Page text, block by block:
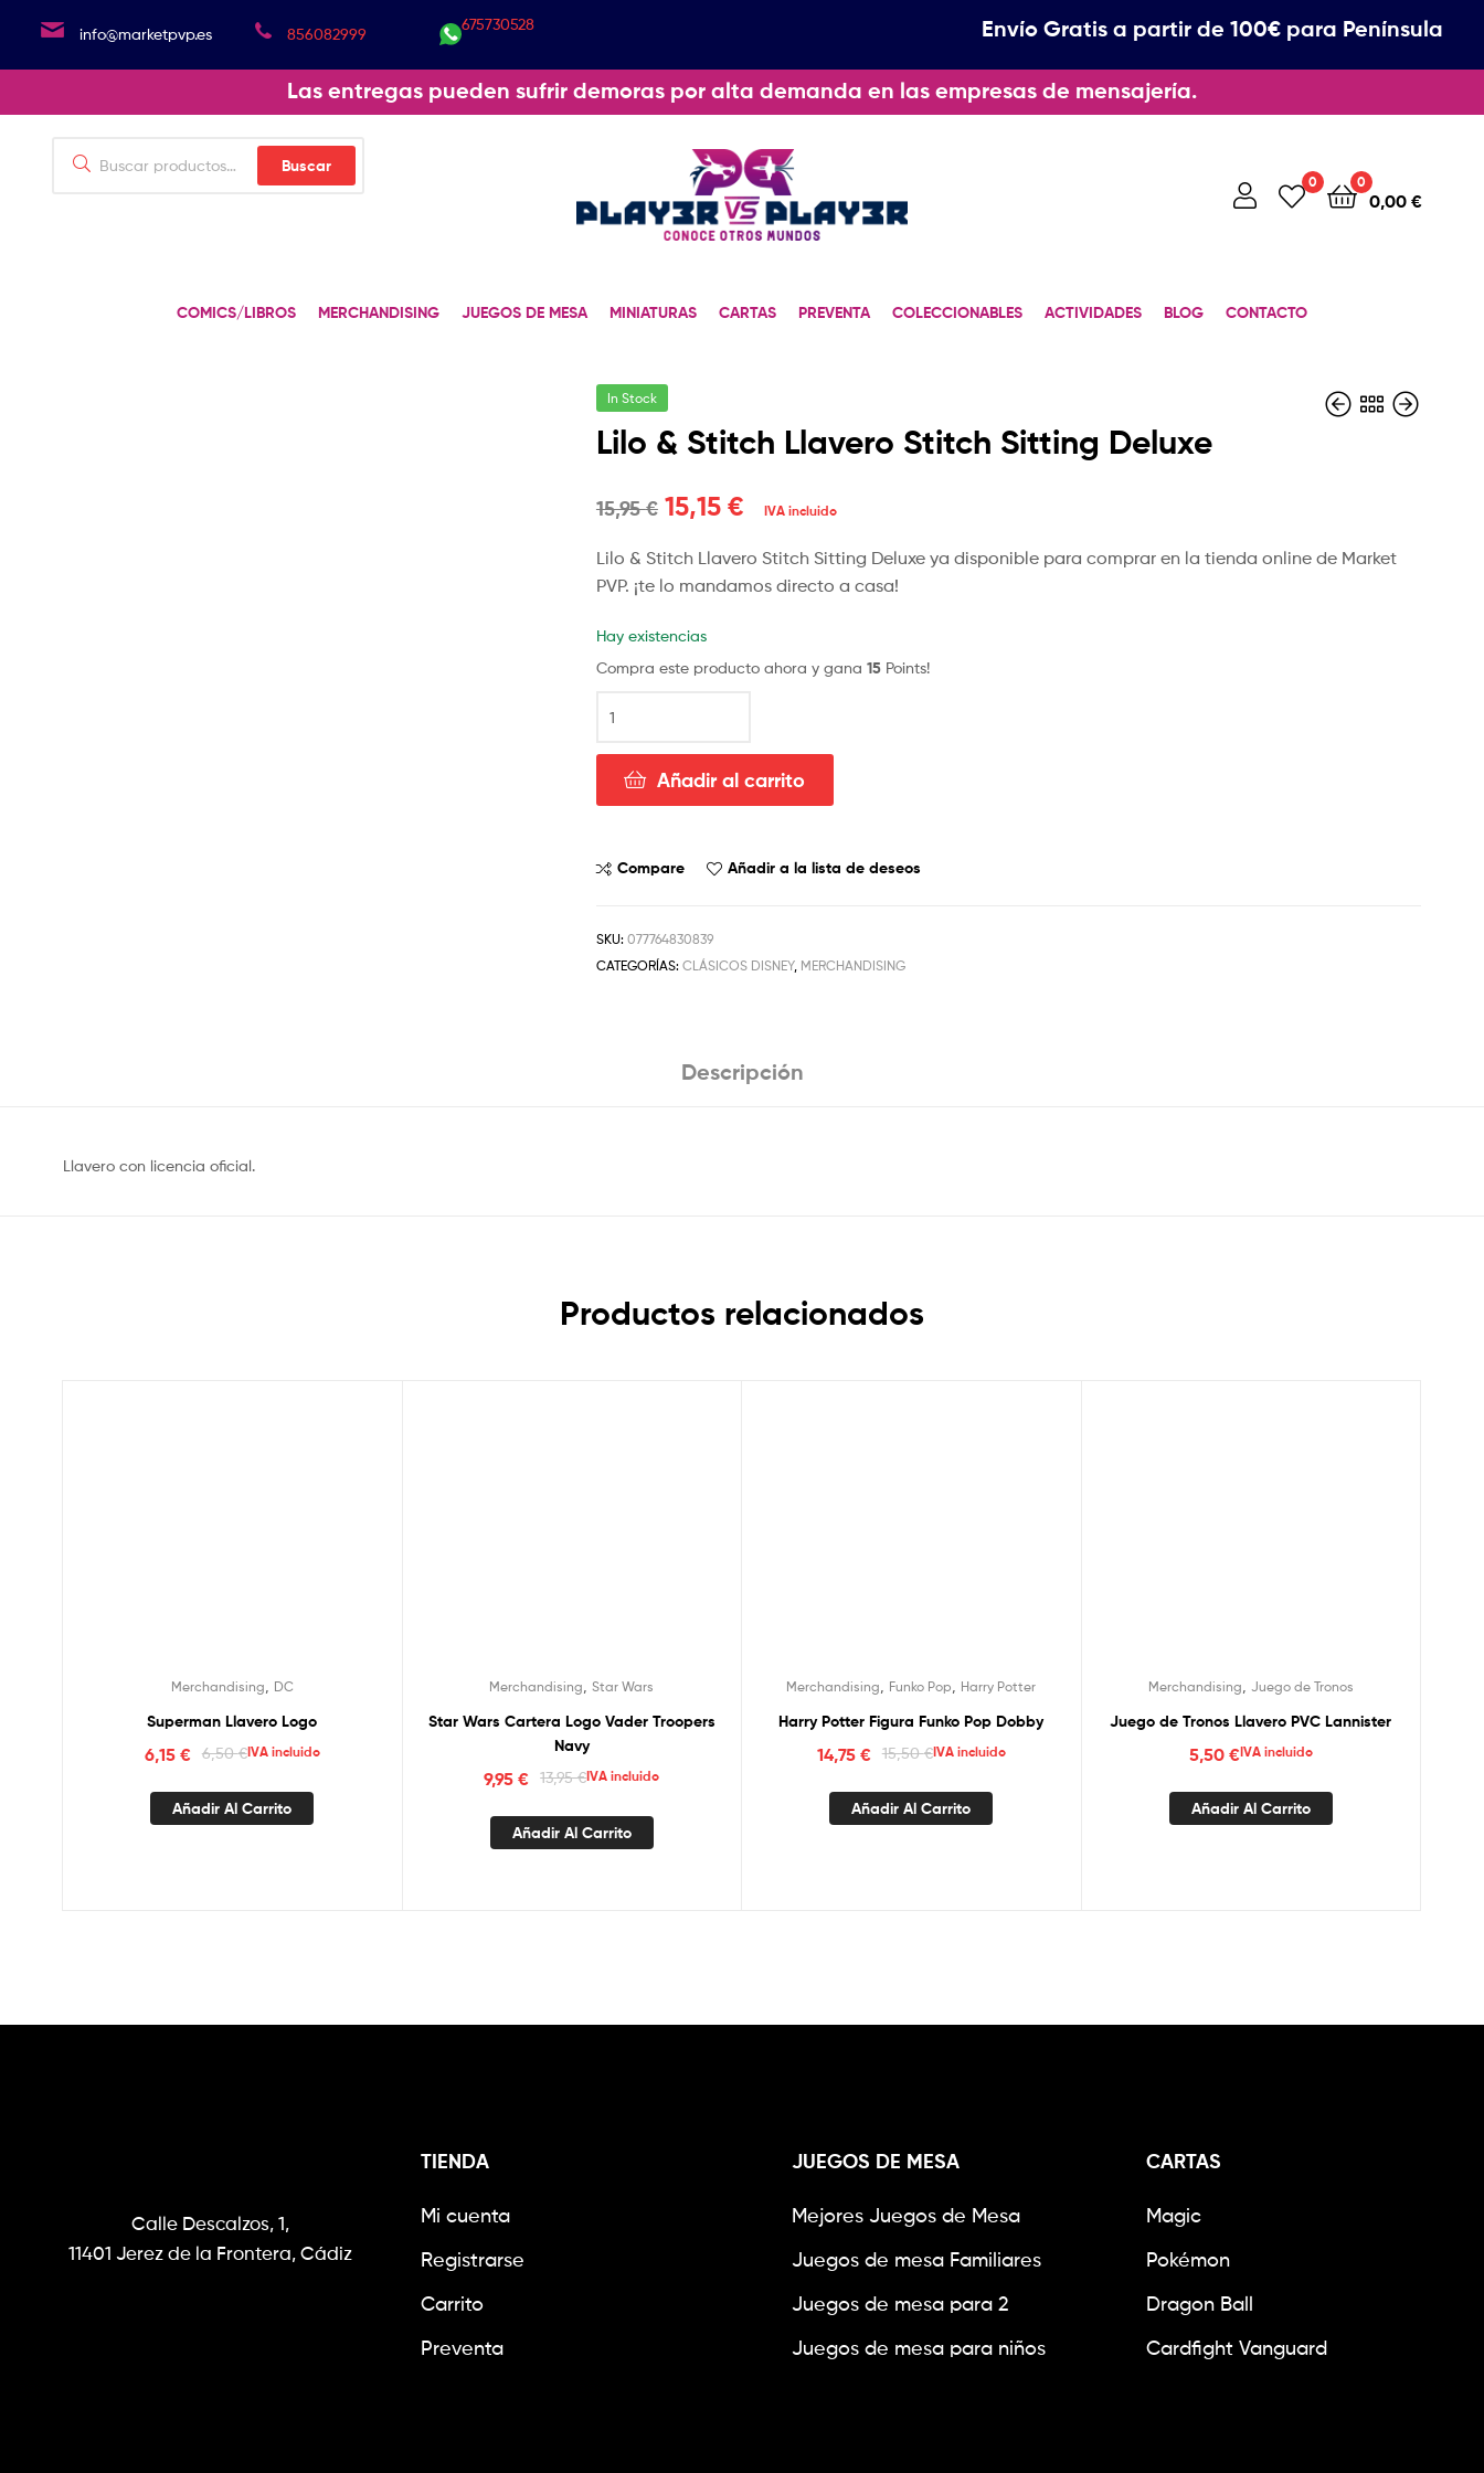
info@marketpvp.es 856082999
675730528 Envío Gratis a partir de 100€ para Península
Las entregas pueden sufrir demoras por alta demanda en las empresas de mensajería.
Buscar
0 0
0,00€
COMICS/LIBROS MERCHANDISING JUEGOS DE MESA MINIATURAS CARTAS PREVENTA COLECCIONABLES ACTIVIDADES BLOG CONTACTO
In Stock
Lilo & Stitch Llavero Stitch Sitting Deluxe
15,95€ 15,15 € IVA incluido
Lilo & Stitch Llavero Stitch Sitting Deluxe ya disponible para comprar en la tienda online de Market
PVP. ¡te lo mandamos directo a casa!
Hay existencias
Compra este producto ahora y gana 15Points!
Añadir al carrito
Compare Añadir a la lista de deseos
SKU: 077764830839
CATEGORÍAS: CLÁSICOS DISNEY, MERCHANDISING
Descripción
Llavero con licencia oficial.
Productos relacionados
Merchandising DC
Superman Llavero Logo
6,50€
6,15 € IVA incluido
Añadir Al Carrito
Merchandising ,Star Wars
Star Wars Cartera Logo Vader Troopers
Navy
13,95€
9,95€ IVA incluido
Añadir Al Carrito
Merchandising Funko Pop Harry Potter
Harry Potter Figura Funko Pop Dobby
15,50€
14,75 € IVA incluido
Añadir Al Carrito
Merchandising Juego de Tronos
Juego de Tronos Llavero PVC Lannister
5,50 €IVA incluido
Añadir Al Carrito
Calle Descalzos, 1,
11401 Jerez de la Frontera, Cádiz
TIENDA
Mi cuenta
Registrarse
Carrito
Preventa
JUEGOS DE MESA
Mejores Juegos de Mesa
Juegos de mesa Familiares
Juegos de mesa para 2
Juegos de mesa para niños
CARTAS
Magic
Pokémon
Dragon Ball
Cardfight Vanguard